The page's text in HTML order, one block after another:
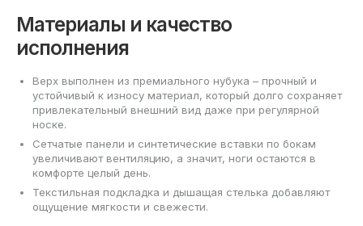
Материалы и качество
исполнения
Верх выполнен из премиального нубука – прочный и
устойчивый к износу материал, который долго сохраняет
привлекательный внешний вид даже при регулярной
носке.
Сетчатые панели и синтетические вставки по бокам
увеличивают вентиляцию, а значит, ноги остаются в
комфорте целый день.
Текстильная подкладка и дышащая стелька добавляют
ощущение мягкости и свежести.